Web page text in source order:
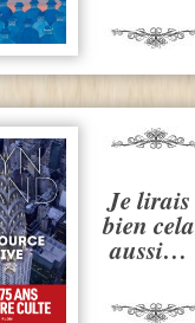
Je lirais
bien cela
aussi…